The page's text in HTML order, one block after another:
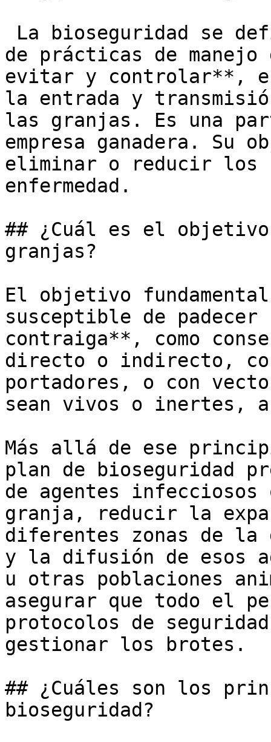
La bioseguridad se
de prácticas de
evitar y controlar**,
la entrada y
las granjas. Es una
empresa ganadera. Su
eliminar o reducir los
enfermedad.
## ¿Cuál es el
granjas?
El objetivo
susceptible de padecer
contraiga**, como
directo o indirecto,
portadores, o con
sean vivos o inertes,
Más allá de ese
plan de bioseguridad
de agentes
granja, reducir la
diferentes zonas de
y la difusión de esos
u otras poblaciones
asegurar que todo el
protocolos de
gestionar los brotes.
## ¿Cuáles son los
bioseguridad?